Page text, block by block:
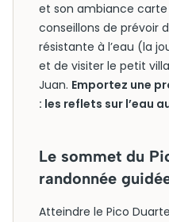
et son ambiance carte
conseillons de prévoir
résistante à l’eau (la
et de visiter le petit
Juan. Emportez une
: les reflets sur l’eau
Le sommet du
randonnée
Atteindre le Pico